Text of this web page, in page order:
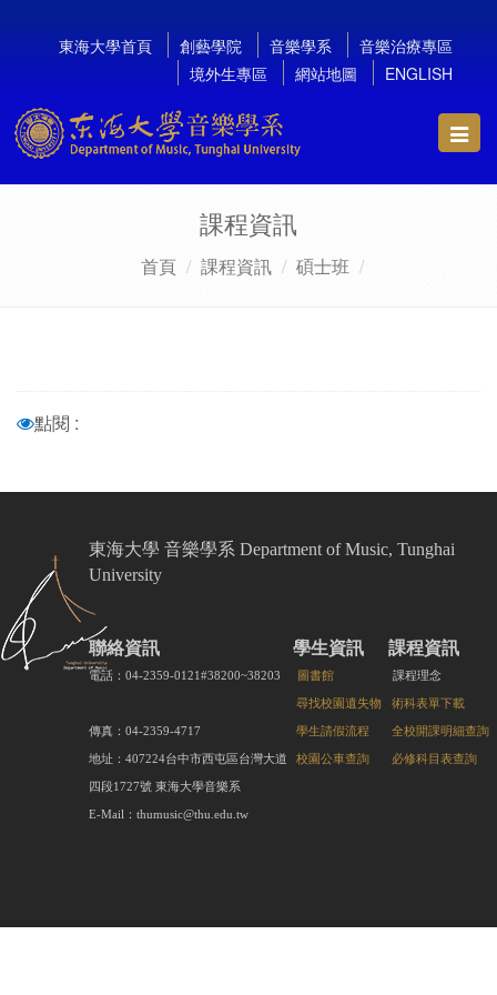
東海大學首頁 創藝學院 音樂學系
音樂治療專區
境外生專區
網站地圖 ENGLISH
課程資訊
首頁 課程資訊 碩士班
點閱 :
東海大學 音樂學系 Department of Music, Tunghai
University
聯絡資訊
電話：04-2359-0121#38200~38203
傳真：04-2359-4717
地址：407224台中市西屯區台灣大道
四段1727號 東海大學音樂系
E-Mail：thumusic@thu.edu.tw
學生資訊
圖書館
尋找校園遺失物
學生請假流程
校園公車查詢
課程資訊
課程理念
術科表單下載
全校開課明細查詢
必修科目表查詢